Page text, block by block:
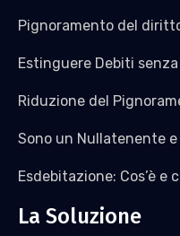
Pignoramento del
Estinguere Debiti
Riduzione del
Sono un Nullatenente
Esdebitazione: Cos’è e
La Soluzione